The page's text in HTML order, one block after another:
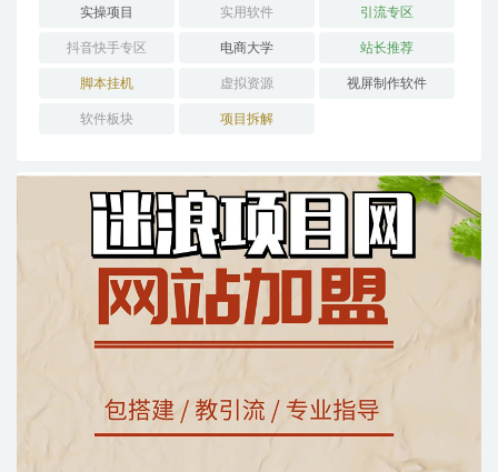
实操项目 实用软件 引流专区
抖音快手专区 电商大学 站长推荐
脚本挂机 虚拟资源 视屏制作软件
软件板块 项目拆解